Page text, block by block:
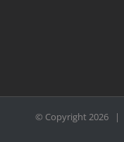
© Copyright2026 |